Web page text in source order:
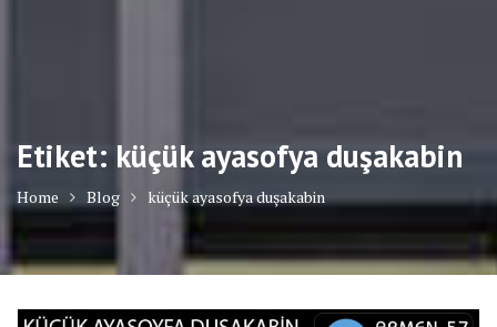
Etiket: küçük ayasofya duşakabin
Home Blog küçük ayasofya duşakabin